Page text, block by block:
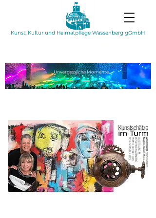
Kunst, Kultur und Heimatpflege Wassenberg gGmbH
UnvergesslicheMomente